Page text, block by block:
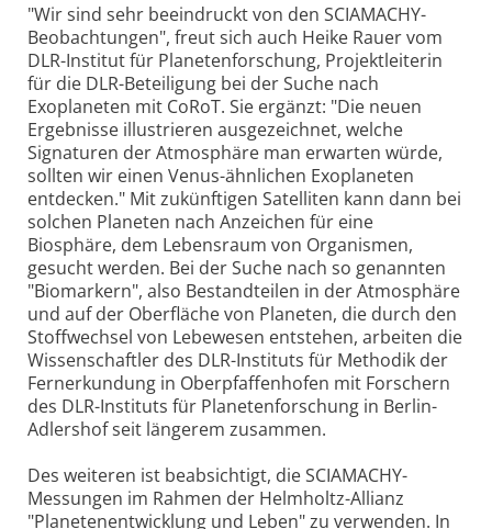
"Wir sind sehr beeindruckt von den SCIAMACHY-
Beobachtungen", freut sich auch Heike Rauer vom
DLR-Institut für Planetenforschung, Projektleiterin
für die DLR-Beteiligung bei der Suche nach
Exoplaneten mit CoRoT. Sie ergänzt: "Die neuen
Ergebnisse illustrieren ausgezeichnet, welche
Signaturen der Atmosphäre man erwarten würde,
sollten wir einen Venus-ähnlichen Exoplaneten
entdecken." Mit zukünftigen Satelliten kann dann bei
solchen Planeten nach Anzeichen für eine
Biosphäre, dem Lebensraum von Organismen,
gesucht werden. Bei der Suche nach so genannten
"Biomarkern", also Bestandteilen in der Atmosphäre
und auf der Oberfläche von Planeten, die durch den
Stoffwechsel von Lebewesen entstehen, arbeiten die
Wissenschaftler des DLR-Instituts für Methodik der
Fernerkundung in Oberpfaffenhofen mit Forschern
des DLR-Instituts für Planetenforschung in Berlin-
Adlershof seit längerem zusammen.
Des weiteren ist beabsichtigt, die SCIAMACHY-
Messungen im Rahmen der Helmholtz-Allianz
"Planetenentwicklung und Leben" zu verwenden. In